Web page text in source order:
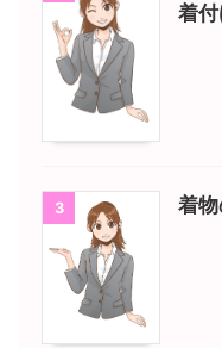
着
3 着